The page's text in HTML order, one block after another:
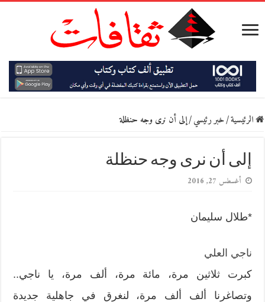
الرئيسية/خبر رئيسي/إلى أن نرى وجه حنظلة
إلى أن نرى وجه حنظلة
أغسطس 27, 2016
*طلال سليمان
ناجي العلي
كبرت ثلاثين مرة، مائة مرة، ألف مرة، يا ناجي..
وتصاغرنا ألف ألف مرة، لنغرق في جاهلية جديدة